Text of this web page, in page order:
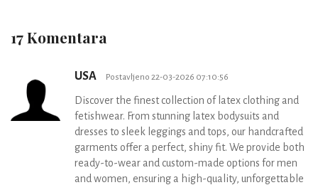
17 Komentara
USA Postavljeno 22-03-2026 07:10:56
Discover the finest collection of latex clothing and
fetishwear. From stunning latex bodysuits and
dresses to sleek leggings and tops, our handcrafted
garments offer a perfect, shiny fit. We provide both
ready-to-wear and custom-made options for men
and women, ensuring a high-quality, unforgettable